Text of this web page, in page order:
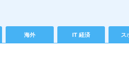
海外 IT 経済 ス